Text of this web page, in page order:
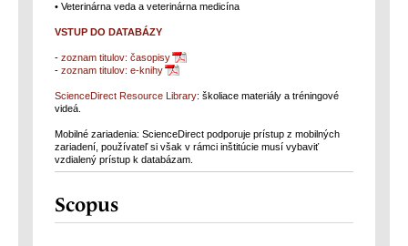
• Veterinárna veda a veterinárna medicína
VSTUP DO DATABÁZY
- zoznam titulov: časopisy
- zoznam titulov: e-knihy
ScienceDirect Resource Library: školiace materiály a tréningové
videá.
Mobilné zariadenia: ScienceDirect podporuje prístup z mobilných
zariadení, používateľ si však v rámci inštitúcie musí vybaviť
vzdialený prístup k databázam.
Scopus